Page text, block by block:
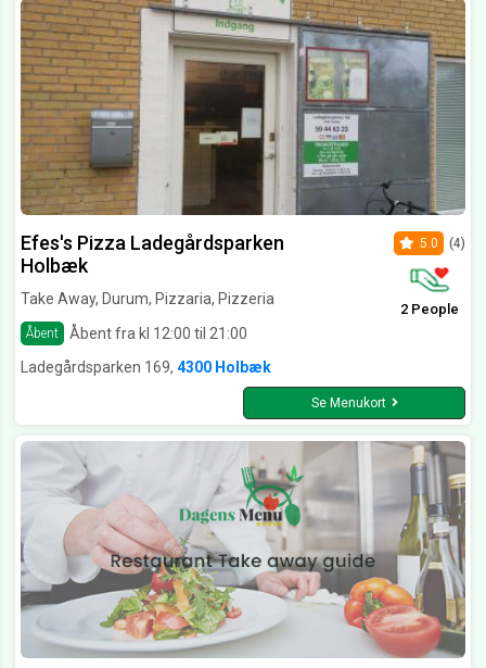
Efes's Pizza Ladegårdsparken
Holbæk
Take Away, Durum, Pizzaria, Pizzeria
Åbent Åbent fra kl 12:00 til 21:00
5.0 (4)
2 People
Ladegårdsparken 169, 4300 Holbæk
Se Menukort